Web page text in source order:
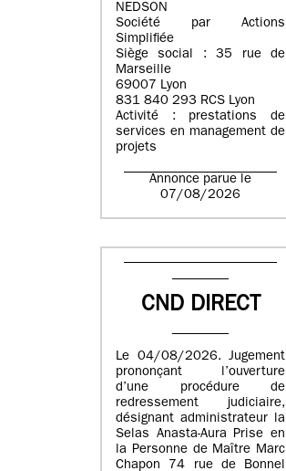
NEDSON
Société par Actions
Simplifiée
Siège social : 35 rue de
Marseille
69007 Lyon
831 840 293 RCS Lyon
Activité : prestations de
services en management de
projets
Annonce parue le
07/08/2026
CND DIRECT
Le 04/08/2026. Jugement
prononçant l’ouverture
d’une procédure de
redressement judiciaire,
désignant administrateur la
Selas Anasta-Aura Prise en
la Personne de Maître Marc
Chapon 74 rue de Bonnel